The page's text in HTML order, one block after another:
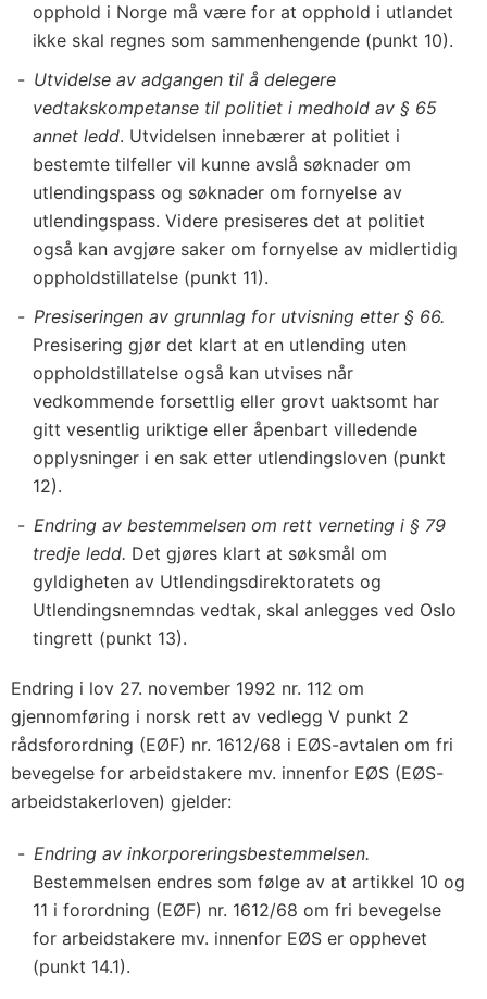
opphold i Norge må være for at opphold i utlandet
ikke skal regnes som sammenhengende (punkt 10).
Utvidelse av adgangen til å delegere
vedtakskompetanse til politiet i medhold av § 65
annet ledd. Utvidelsen innebærer at politiet i
bestemte tilfeller vil kunne avslå søknader om
utlendingspass og søknader om fornyelse av
utlendingspass. Videre presiseres det at politiet
også kan avgjøre saker om fornyelse av midlertidig
oppholdstillatelse (punkt 11).
Presiseringen av grunnlag for utvisning etter § 66.
Presisering gjør det klart at en utlending uten
oppholdstillatelse også kan utvises når
vedkommende forsettlig eller grovt uaktsomt har
gitt vesentlig uriktige eller åpenbart villedende
opplysninger i en sak etter utlendingsloven (punkt
12).
Endring av bestemmelsen om rett verneting i § 79
tredje ledd. Det gjøres klart at søksmål om
gyldigheten av Utlendingsdirektoratets og
Utlendingsnemndas vedtak, skal anlegges ved Oslo
tingrett (punkt 13).
Endring i lov 27. november 1992 nr. 112 om
gjennomføring i norsk rett av vedlegg V punkt 2
rådsforordning (EØF) nr. 1612/68 i EØS-avtalen om fri
bevegelse for arbeidstakere mv. innenfor EØS (EØS-
arbeidstakerloven) gjelder:
Endring av inkorporeringsbestemmelsen.
Bestemmelsen endres som følge av at artikkel 10 og
11 i forordning (EØF) nr. 1612/68 om fri bevegelse
for arbeidstakere mv. innenfor EØS er opphevet
(punkt 14.1).